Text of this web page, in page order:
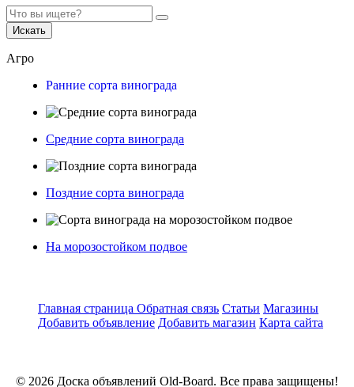
Искать
Агро
Ранние сорта винограда
Средние сорта винограда
Поздние сорта винограда
На морозостойком подвое
Главная страница Обратная связь Статьи Магазины
Добавить объявление Добавить магазин Карта сайта
© 2026 Доска объявлений Old-Board. Все права защищены!